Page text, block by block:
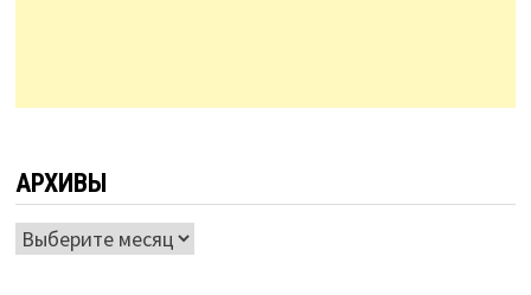
АРХИВЫ
Архивы